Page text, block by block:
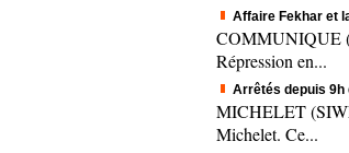
Affaire Fekhar et
COMMUNIQUE
Répression en...
Arrêtés depuis 9h
MICHELET
Michelet. Ce...